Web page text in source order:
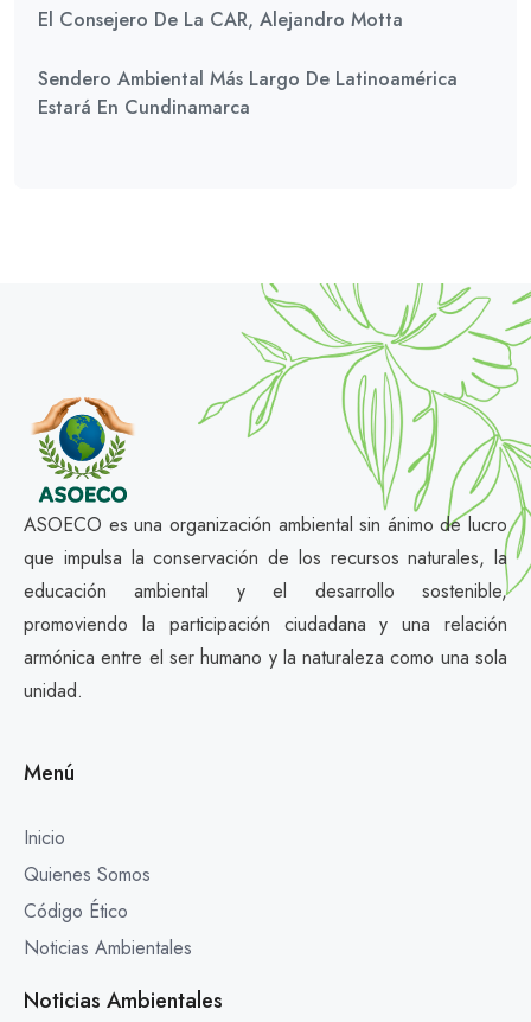
El Consejero De La CAR, Alejandro Motta
Sendero Ambiental Más Largo De Latinoamérica
Estará En Cundinamarca
ASOECO es una organización ambiental sin ánimo de lucro
que impulsa la conservación de los recursos naturales, la
educación ambiental y el desarrollo sostenible,
promoviendo la participación ciudadana y una relación
armónica entre el ser humano y la naturaleza como una sola
unidad.
Menú
Inicio
Quienes Somos
Código Ético
Noticias Ambientales
Noticias Ambientales